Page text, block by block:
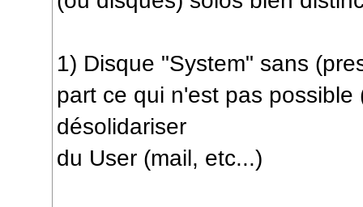
1) Disque "System" sans
part ce qui n'est pas possible
désolidariser
du User (mail, etc...)